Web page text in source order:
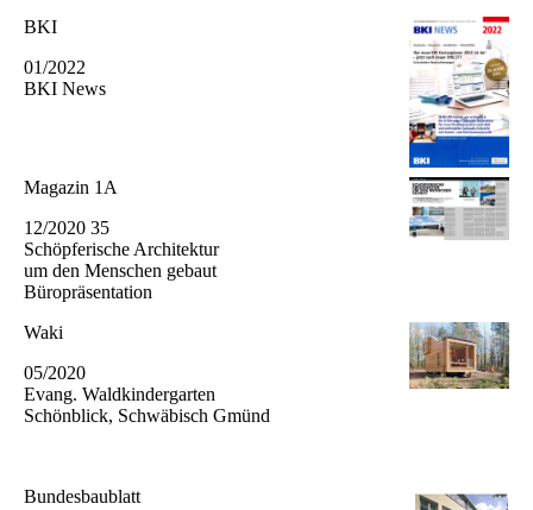
BKI
01/2022
BKI News
Magazin 1A
12/2020 35
Schöpferische Architektur
um den Menschen gebaut
Büropräsentation
Waki
05/2020
Evang. Waldkindergarten
Schönblick, Schwäbisch Gmünd
Bundesbaublatt